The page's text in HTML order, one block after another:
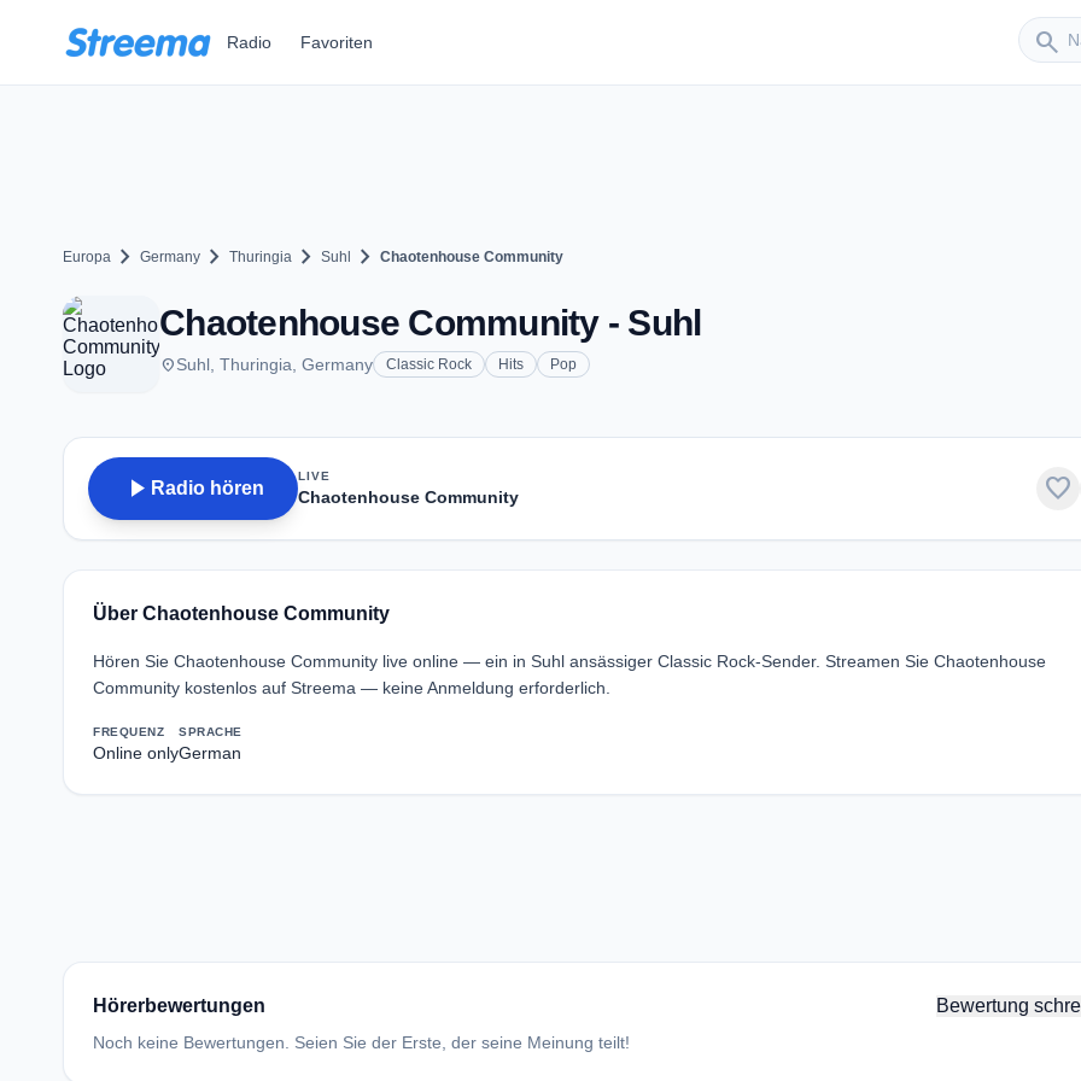
Radio Favoriten search
Europa chevron_right Germany chevron_right Thuringia chevron_right Suhl chevron_right Chaotenhouse Community
Chaotenhouse Community - Suhl
placeSuhl, Thuringia, Germany Classic Rock Hits Pop
play_arrow Radio hören
LIVE
Chaotenhouse Community favorite
Über Chaotenhouse Community
Hören Sie Chaotenhouse Community live online — ein in Suhl ansässiger Classic Rock-Sender. Streamen Sie Chaotenhouse
Community kostenlos auf Streema — keine Anmeldung erforderlich.
FREQUENZ
Online only
SPRACHE
German
Hörerbewertungen Bewertung
Noch keine Bewertungen. Seien Sie der Erste, der seine Meinung teilt!